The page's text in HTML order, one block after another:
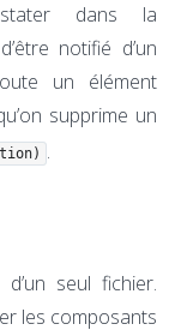
dans la
notifié d’un
un élément
supprime un
.
seul fichier.
les composants